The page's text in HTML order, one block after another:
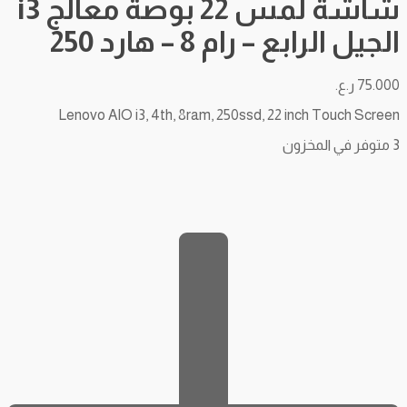
شاشة لمس 22 بوصة معالج i3
الجيل الرابع – رام 8 – هارد 250
75.000 ر.ع.
Lenovo AIO i3, 4th, 8ram, 250ssd, 22 inch Touch Screen
3 متوفر في المخزون